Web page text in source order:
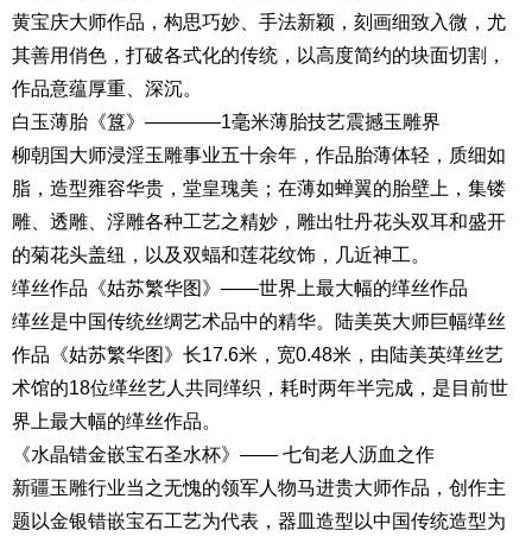
黄宝庆大师作品，构思巧妙、手法新颖，刻画细致入微，尤
其善用俏色，打破各式化的传统，以高度简约的块面切割，
作品意蕴厚重、深沉。
白玉薄胎《簋》————1毫米薄胎技艺震撼玉雕界
柳朝国大师浸淫玉雕事业五十余年，作品胎薄体轻，质细如
脂，造型雍容华贵，堂皇瑰美；在薄如蝉翼的胎壁上，集镂
雕、透雕、浮雕各种工艺之精妙，雕出牡丹花头双耳和盛开
的菊花头盖纽，以及双蝠和莲花纹饰，几近神工。
缂丝作品《姑苏繁华图》——世界上最大幅的缂丝作品
缂丝是中国传统丝绸艺术品中的精华。陆美英大师巨幅缂丝
作品《姑苏繁华图》长17.6米，宽0.48米，由陆美英缂丝艺
术馆的18位缂丝艺人共同缂织，耗时两年半完成，是目前世
界上最大幅的缂丝作品。
《水晶错金嵌宝石圣水杯》—— 七旬老人沥血之作
新疆玉雕行业当之无愧的领军人物马进贵大师作品，创作主
题以金银错嵌宝石工艺为代表，器皿造型以中国传统造型为